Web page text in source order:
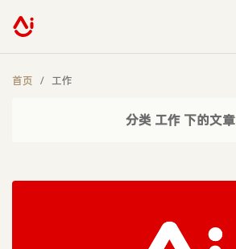
首页 工作
分类 工作 下的文章